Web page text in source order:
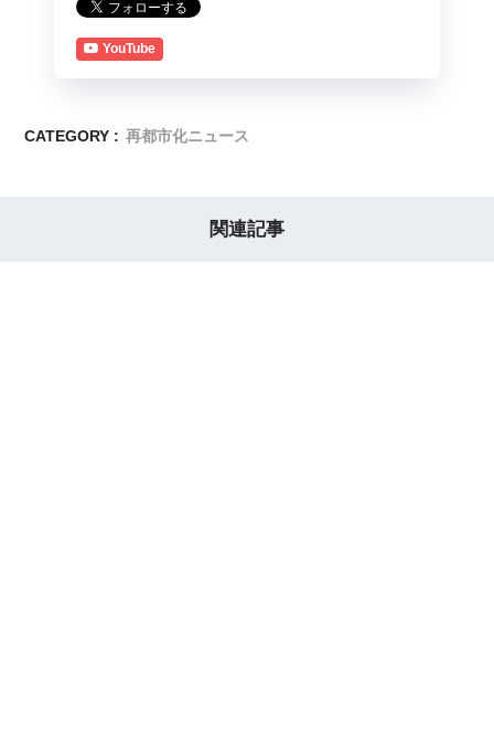
YouTube
CATEGORY : 再都市化ニュース
関連記事